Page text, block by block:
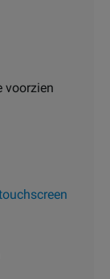
voorzien